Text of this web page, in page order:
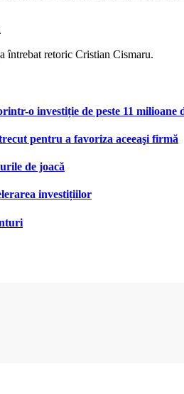
întrebat retoric Cristian Cismaru.
o investiție de peste 11 milioane
pentru a favoriza aceeaşi firmă
de joacă
investițiilor